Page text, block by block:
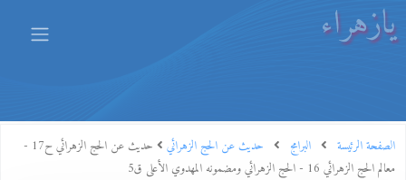
يازهراء
الصفحة الرئيسة البرامج حديث عن الحج الزهرائي
حديث عن الحج الزهرائي ح17 -
معالم الحج الزهرائي 16 - الحج الزهرائي ومضمونه المهدوي الأعلى ق5